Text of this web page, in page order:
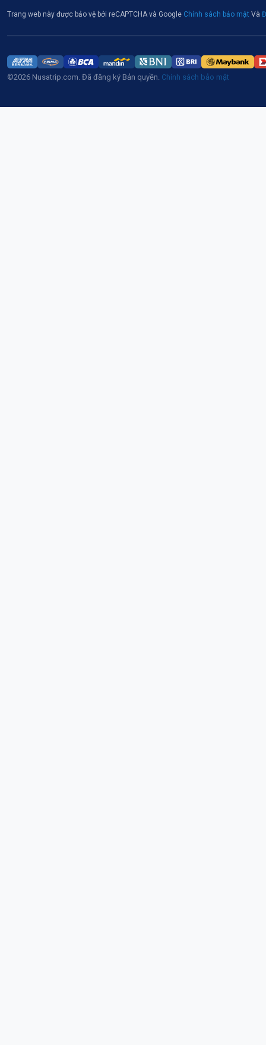
Trang web này được bảo vệ bởi reCAPTCHA và Google Chính sách bảo mật Và
©2026 Nusatrip.com. Đã đăng ký Bản quyền. Chính sách bảo mật